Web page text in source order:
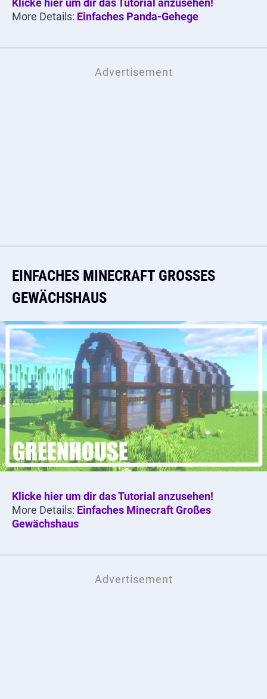
Klicke hier um dir das Tutorial anzusehen!
More Details: Einfaches Panda-Gehege
EINFACHES MINECRAFT GROSSES G
EWÄCHSHAUS
Klicke hier um dir das Tutorial anzusehen!
More Details: Einfaches Minecraft Großes
Gewächshaus